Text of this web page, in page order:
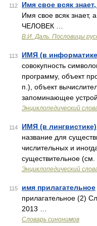
112 Имя свое всяк
Имя свое всяк знает,
ЧЕЛОВЕК …
В.И. Даль. Пословицы
113 ИМЯ (в
совокупность
программу, объект
п.), объект
запоминающее
Энциклопедический
114 ИМЯ (в лингвистике)
название для
числительных и
существительное
Энциклопедический
115 имя прилагательное
прилагательное (2)
2013 …
Словарь синонимов